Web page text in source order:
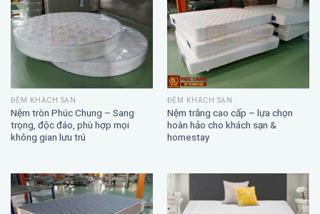
ĐỆM KHÁCH SẠN
Nệm tròn Phúc Chung – Sang
trọng, độc đáo, phù hợp mọi
không gian lưu trú
ĐỆM KHÁCH SẠN
Nệm trắng cao cấp – lựa chọn
hoàn hảo cho khách sạn &
homestay